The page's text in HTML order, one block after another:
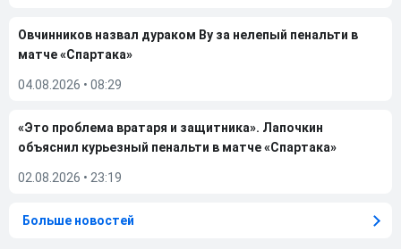
Овчинников назвал дураком Ву за нелепый пенальти в
матче «Спартака»
04.08.2026 • 08:29
«Это проблема вратаря и защитника». Лапочкин
объяснил курьезный пенальти в матче «Спартака»
02.08.2026 • 23:19
Больше новостей